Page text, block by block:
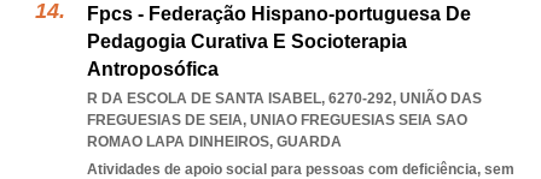
Fpcs - Federação Hispano-portuguesa De
Pedagogia Curativa E Socioterapia
Antroposófica
R DA ESCOLA DE SANTA ISABEL, 6270-292, UNIÃO DAS
FREGUESIAS DE SEIA, UNIAO FREGUESIAS SEIA SAO
ROMAO LAPA DINHEIROS, GUARDA
Atividades de apoio social para pessoas com deficiência, sem